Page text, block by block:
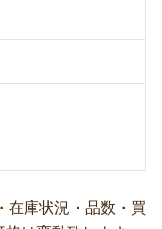
在庫状況・品数・買